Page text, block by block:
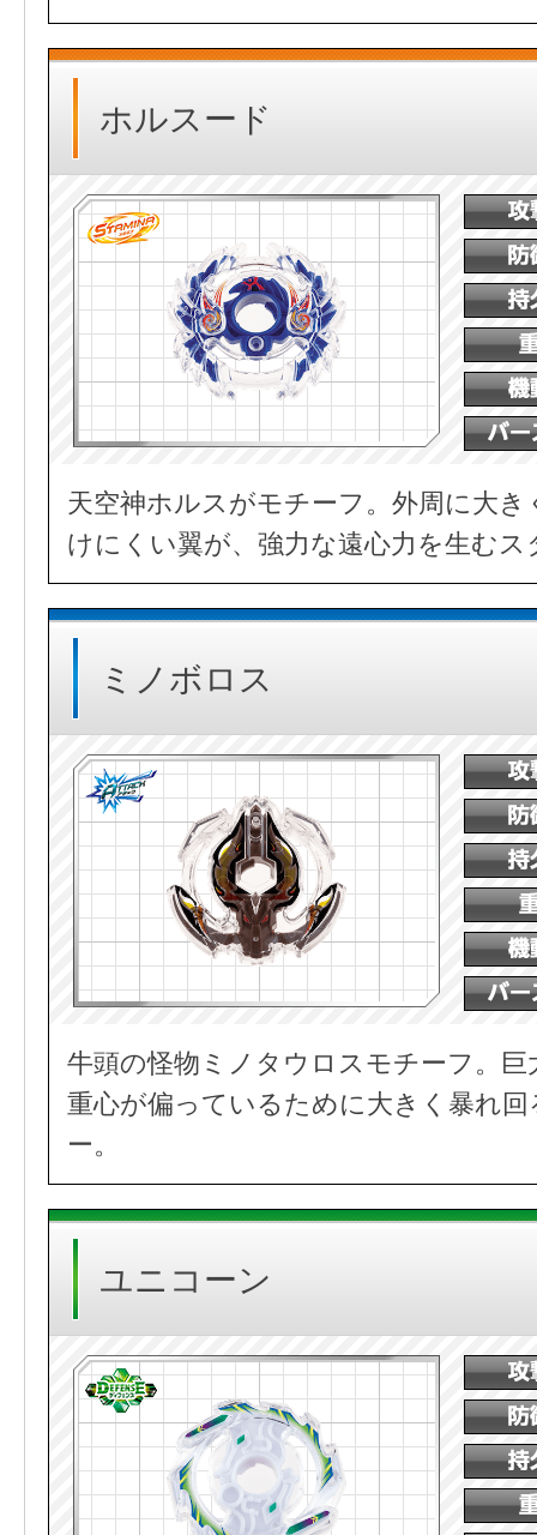
ホルスード
天空神ホルスがモチーフ。外周に大
けにくい翼が、強力な遠心力を生む
ミノボロス
牛頭の怪物ミノタウロスモチーフ。
重心が偏っているために大きく暴れ
ー。
ユニコーン